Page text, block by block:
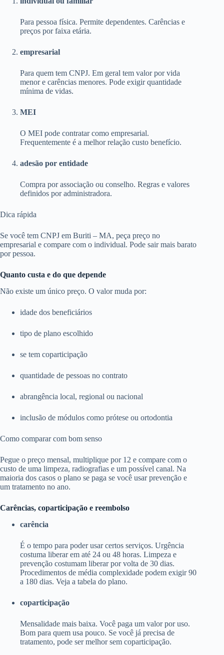
Para pessoa física. Permite dependentes. Carências e
preços por faixa etária.
empresarial
Para quem tem CNPJ. Em geral tem valor por vida
menor e carências menores. Pode exigir quantidade
mínima de vidas.
MEI
O MEI pode contratar como empresarial.
Frequentemente é a melhor relação custo benefício.
adesão por entidade
Compra por associação ou conselho. Regras e valores
definidos por administradora.
Dica rápida
Se você tem CNPJ em Buriti – MA, peça preço no
empresarial e compare com o individual. Pode sair mais barato
por pessoa.
Quanto custa e do que depende
Não existe um único preço. O valor muda por:
idade dos beneficiários
tipo de plano escolhido
se tem coparticipação
quantidade de pessoas no contrato
abrangência local, regional ou nacional
inclusão de módulos como prótese ou ortodontia
Como comparar com bom senso
Pegue o preço mensal, multiplique por 12 e compare com o
custo de uma limpeza, radiografias e um possível canal. Na
maioria dos casos o plano se paga se você usar prevenção e
um tratamento no ano.
Carências, coparticipação e reembolso
carência
É o tempo para poder usar certos serviços. Urgência
costuma liberar em até 24 ou 48 horas. Limpeza e
prevenção costumam liberar por volta de 30 dias.
Procedimentos de média complexidade podem exigir 90
a 180 dias. Veja a tabela do plano.
coparticipação
Mensalidade mais baixa. Você paga um valor por uso.
Bom para quem usa pouco. Se você já precisa de
tratamento, pode ser melhor sem coparticipação.